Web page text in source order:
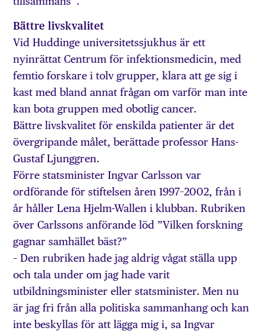
Bättre livskvalitet
Vid Huddinge universitetssjukhus är ett
nyinrättat Centrum för infektionsmedicin, med
femtio forskare i tolv grupper, klara att ge sig i
kast med bland annat frågan om varför man inte
kan bota gruppen med obotlig cancer.
Bättre livskvalitet för enskilda patienter är det
övergripande målet, berättade professor Hans-
Gustaf Ljunggren.
Förre statsminister Ingvar Carlsson var
ordförande för stiftelsen åren 1997–2002, från i
år håller Lena Hjelm-Wallen i klubban. Rubriken
över Carlssons anförande löd ”Vilken forskning
gagnar samhället bäst?”
– Den rubriken hade jag aldrig vågat ställa upp
och tala under om jag hade varit
utbildningsminister eller statsminister. Men nu
är jag fri från alla politiska sammanhang och kan
inte beskyllas för att lägga mig i, sa Ingvar